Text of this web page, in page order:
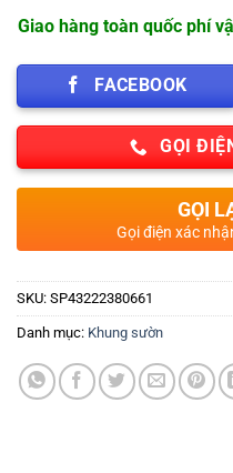
Giao hàng toàn quốc phí
FACEBOOK
GỌI
GỌI
Gọi điện xác
SKU: SP43222380661
Danh mục: Khung sườn